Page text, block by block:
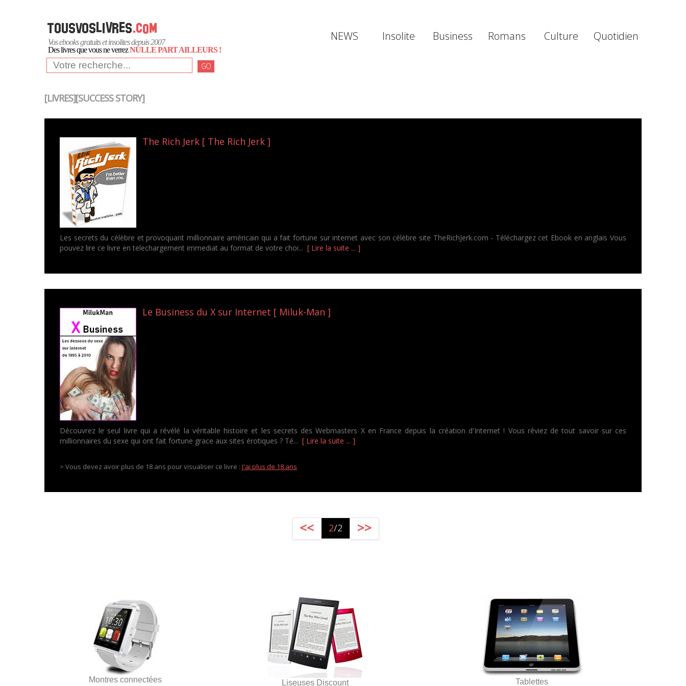
Vos ebooks gratuits et insolites depuis 2007
Des livres que vous ne verrezNULLE PART AILLEURS !
GO
NEWS Insolite Business Romans Culture Quotidien
[LIVRES][SUCCESS STORY]
The Rich Jerk [ The Rich Jerk ]
Les secrets du célèbre et provoquant millionnaire américain qui a fait fortune sur internet avec son célèbre site TheRichJerk.com - Téléchargez cet Ebook en anglais Vous
pouvez lire ce livre en telechargement immediat au format de votre choi... [ Lire la suite ... ]
Le Business du X sur Internet [ Miluk-Man ]
Découvrez le seul livre qui a révélé la véritable histoire et les secrets des Webmasters X en France depuis la création d'Internet ! Vous rêviez de tout savoir sur ces
millionnaires du sexe qui ont fait fortune grace aux sites érotiques ? Té... [ Lire la suite ... ]
> Vous devez avoir plus de 18 ans pour visualiser ce livre : J'ai plus de 18 ans
<< 2/2 >>
Montres connectées Liseuses Discount Tablettes